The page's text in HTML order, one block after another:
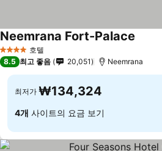
4 성급 호텔
Neemrana Fort-Palace
8.5 최고 좋음 20,051 Neemrana
최저가 ₩134,324
4개 사이트의 요금 보기